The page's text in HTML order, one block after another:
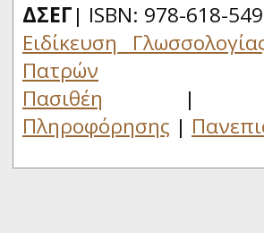
ΔΣΕΓ| ISBN: 978-618-
Ειδίκευση
Πατρών
Πασιθέη |
Πληροφόρησης |